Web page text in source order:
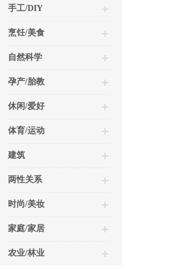
手工/DIY
烹饪/美食
自然科学
孕产/胎教
休闲/爱好
体育/运动
建筑
两性关系
时尚/美妆
家庭/家居
农业/林业